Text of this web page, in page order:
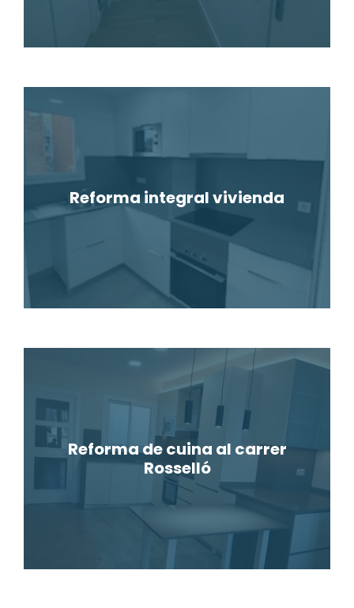
Reforma integral vivienda
Reforma de cuina al carrer
Rosselló